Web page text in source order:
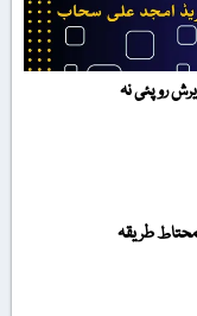
روپئی نہ
طریقہ